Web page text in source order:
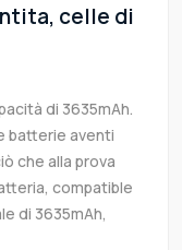
celle di
di 3635mAh.
batterie aventi
che alla prova
compatible
di 3635mAh,